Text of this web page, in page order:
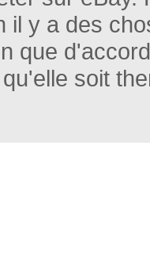
il y a des
que
soit